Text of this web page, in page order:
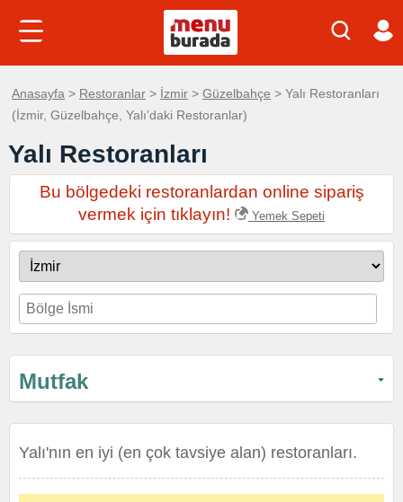
Anasayfa > Restoranlar > İzmir > Güzelbahçe > Yalı Restoranları
(İzmir, Güzelbahçe, Yalı'daki Restoranlar)
Yalı Restoranları
Bu bölgedeki restoranlardan online sipariş
vermek için tıklayın!
Yemek Sepeti
Mutfak
Yalı'nın en iyi (en çok tavsiye alan) restoranları.